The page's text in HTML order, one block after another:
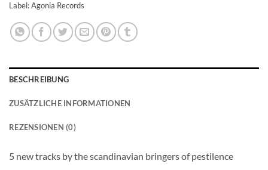
Label: Agonia Records
BESCHREIBUNG
ZUSÄTZLICHE INFORMATIONEN
REZENSIONEN (0)
5 new tracks by the scandinavian bringers of pestilence